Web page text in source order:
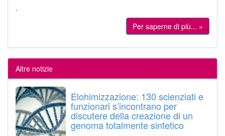
.
Per saperne di più... »
Altre notizie
Elohimizzazione: 130 scienziati e
funzionari s’incontrano per
discutere della creazione di un
genoma totalmente sintetico